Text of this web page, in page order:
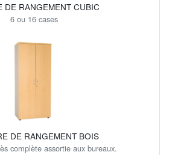
DE RANGEMENT CUBIC
6 ou 16 cases
DE RANGEMENT BOIS
complète assortie aux bureaux.